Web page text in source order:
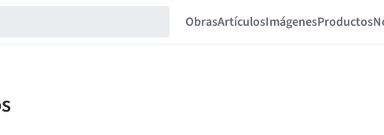
ObrasArtículosImágenesProductos